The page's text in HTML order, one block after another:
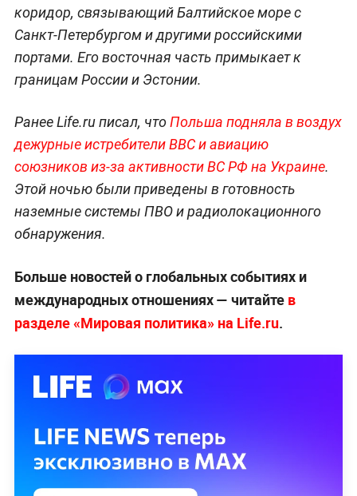
коридор, связывающий Балтийское море с
Санкт-Петербургом и другими российскими
портами. Его восточная часть примыкает к
границам России и Эстонии.
Ранее Life.ru писал, чтоПольша подняла в воздух
дежурные истребители ВВС и авиацию
союзников из-за активности ВС РФ на Украине.
Этой ночью были приведены в готовность
наземные системы ПВО и радиолокационного
обнаружения.
Больше новостей о глобальных событиях и
международных отношениях — читайте в
разделе «Мировая политика» на Life.ru.